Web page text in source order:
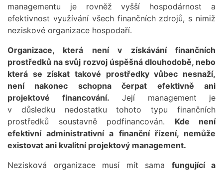
managementu je rovněž vyšší hospodárnost a
efektivnost využívání všech finančních zdrojů, s nimiž
neziskové organizace hospodaří.
Organizace, která není v získávání finančních
prostředků na svůj rozvoj úspěšná dlouhodobě, nebo
která se získat takové prostředky vůbec nesnaží,
není nakonec schopna čerpat efektivně ani
projektové financování. Její management je
v důsledku nedostatku tohoto typu finančních
prostředků soustavně podfinancován. Kde není
efektivní administrativní a finanční řízení, nemůže
existovat ani kvalitní projektový management.
Nezisková organizace musí mít sama fungující a